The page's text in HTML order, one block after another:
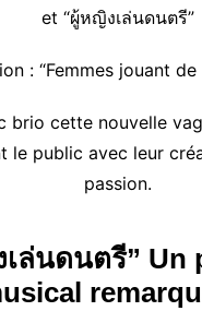
et “ผู้หญิงเล่นดนตรี”
: “Femmes jouant de
brio cette nouvelle
le public avec leur
passion.
ล่นดนตรี” Un